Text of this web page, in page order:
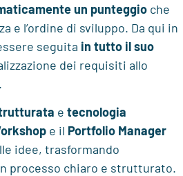
un punteggio che
e l’ordine di sviluppo. Da qui in
seguita in tutto il suo
dei requisiti allo
.
e tecnologia
e il Portfolio Manager
idee, trasformando
processo chiaro e strutturato.